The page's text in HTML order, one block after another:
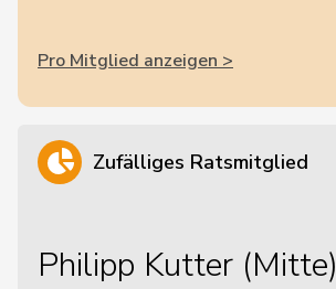
Pro Mitglied anzeigen >
Zufälliges Ratsmitglied
Philipp Kutter (Mitte)